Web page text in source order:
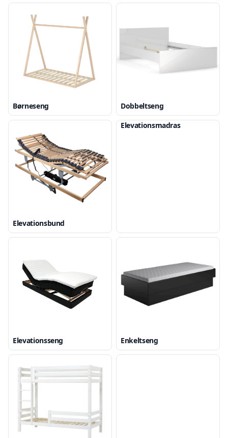
Børneseng Dobbeltseng
Elevationsbund
Elevationsmadras
Elevationsseng Enkeltseng